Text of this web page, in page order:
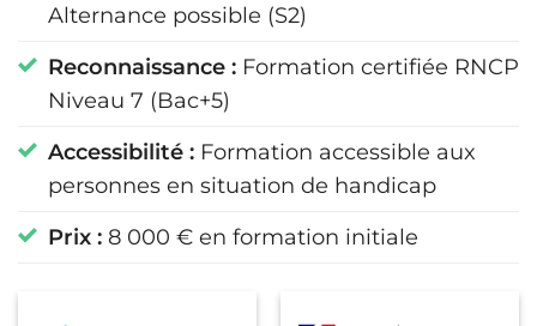
Alternance possible (S2)
Reconnaissance : Formation certifiée RNCP
Niveau 7 (Bac+5)
Accessibilité : Formation accessible aux
personnes en situation de handicap
Prix : 8 000 € en formation initiale